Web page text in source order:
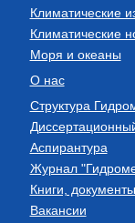
Климатические
Климатические
Моря и океаны
О нас
Структура
Аспирантура
Журнал
Книги, документы
Вакансии